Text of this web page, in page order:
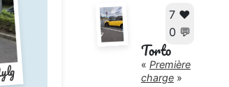
7 ❤️
0 💬
Torto
« Première
charge »